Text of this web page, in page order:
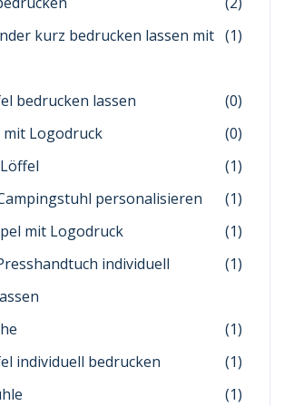
kurz bedrucken lassen mit (1)
bedrucken lassen
(0)
Logodruck
(0)
(1)
personalisieren
(1)
mit Logodruck
(1)
individuell
(1)
(1)
individuell bedrucken
(1)
(1)